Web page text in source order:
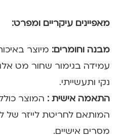
מאפיינים עיקריים ומפרט:
מבנה וחומרים: מיוצר
עמידה בגימור שחור מט
נקי ותעשייתי.
התאמה אישית : המוצר
המותאם לחריטת לייזר של
מסרים אישיים.